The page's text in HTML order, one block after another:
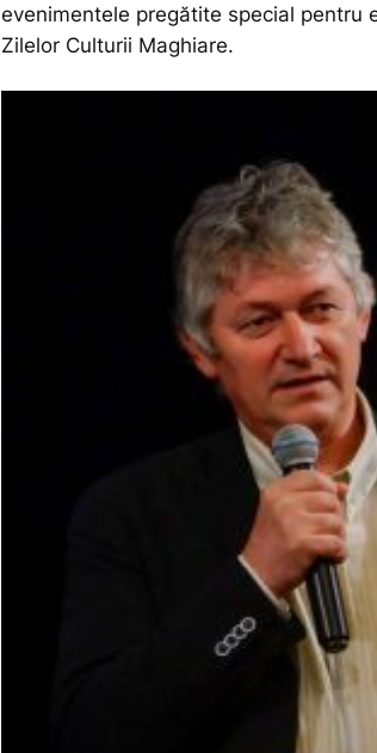
evenimentele pregătite special pentru
Zilelor Culturii Maghiare.